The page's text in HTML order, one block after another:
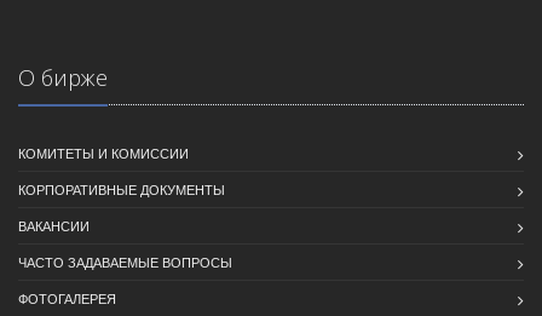
О бирже
КОМИТЕТЫ И КОМИССИИ
КОРПОРАТИВНЫЕ ДОКУМЕНТЫ
ВАКАНСИИ
ЧАСТО ЗАДАВАЕМЫЕ ВОПРОСЫ
ФОТОГАЛЕРЕЯ